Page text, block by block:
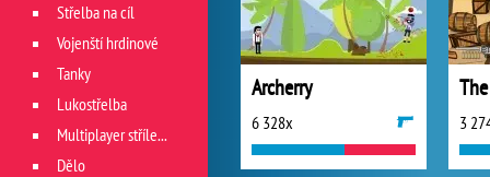
Archerry
6 328x 3
Střelba na cíl
Vojenští hrdinové
Tanky
Lukostřelba
Multiplayer střílečky
Dělo